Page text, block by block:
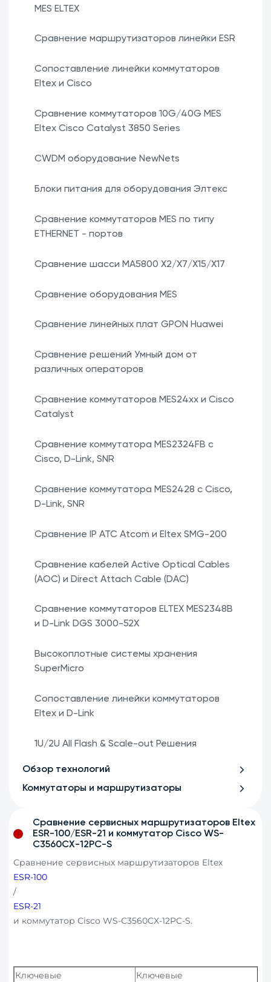
MES ELTEX
Сравнение маршрутизаторов линейки ESR
Сопоставление линейки коммутаторов
Eltex и Cisco
Сравнение коммутаторов 10G/40G MES
Eltex Cisco Catalyst 3850 Series
CWDM оборудование NewNets
Блоки питания для оборудования Элтекс
Сравнение коммутаторов MES по типу
ETHERNET - портов
Сравнение шасси MA5800 X2/X7/X15/X17
Сравнение оборудования MES
Сравнение линейных плат GPON Huawei
Сравнение решений Умный дом от
различных операторов
Сравнение коммутаторов MES24xx и Cisco
Catalyst
Сравнение коммутатора MES2324FB с
Cisco, D-Link, SNR
Сравнение коммутатора MES2428 с Cisco,
D-Link, SNR
Сравнение IP ATC Atcom и Eltex SMG-200
Сравнение кабелей Active Optical Cables
(AOC) и Direct Attach Cable (DAC)
Сравнение коммутаторов ELTEX MES2348B
и D-Link DGS 3000-52X
Высокоплотные системы хранения
SuperMicro
Сопоставление линейки коммутаторов
Eltex и D-Link
1U/2U All Flash & Scale-out Решения
Обзор технологий
Коммутаторы и маршрутизаторы
Сравнение сервисных маршрутизаторов Eltex
ESR-100/ESR-21 и коммутатор Cisco WS-
C3560CX-12PC-S
Сравнение сервисных маршрутизаторов Eltex
ESR-100
/
ESR-21
и коммутатор Cisco WS-C3560CX-12PC-S.
Ключевые
Ключевые